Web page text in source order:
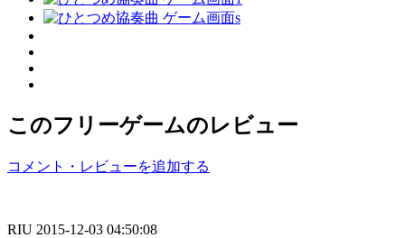
このフリーゲームのレビュー
コメント・レビューを追加する
RIU 2015-12-03 04:50:08